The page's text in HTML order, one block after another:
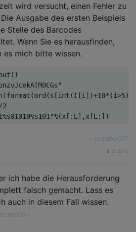
wird versucht, einen Fehler zu
Ausgabe des ersten Beispiels
Stelle des Barcodes
Wenn Sie es herausfinden,
es mich bitte wissen.
()
(format (ord (s [int (I [i])+10*(i>5
2
%(x [: L], x [L:])
mbomb007
quelle
ich habe die Herausforderung
falsch gemacht. Lass es
auch in diesem Fall wissen.